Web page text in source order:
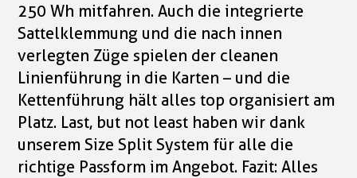
250 Wh mitfahren. Auch die integrierte
Sattelklemmung und die nach innen
verlegten Züge spielen der cleanen
Linienführung in die Karten – und die
Kettenführung hält alles top organisiert am
Platz. Last, but not least haben wir dank
unserem Size Split System für alle die
richtige Passform im Angebot. Fazit: Alles